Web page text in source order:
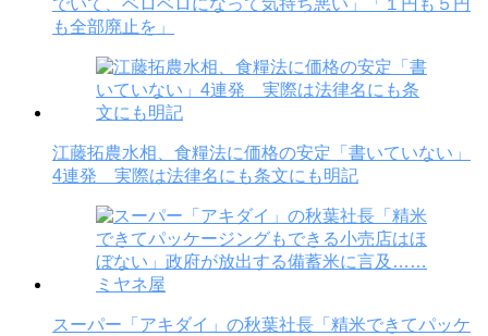
でいて、ベロベロになって気持ち悪い」「１円も５円
も全部廃止を」
江藤拓農水相、食糧法に価格の安定「書いていない」
4連発 実際は法律名にも条文にも明記
スーパー「アキダイ」の秋葉社長「精米できてパッケ